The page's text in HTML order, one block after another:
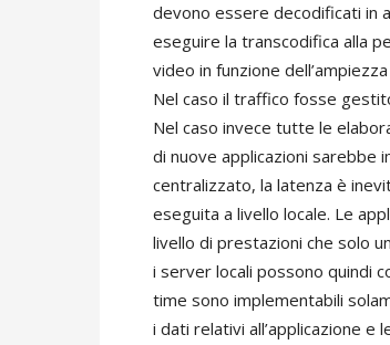
devono essere decodificati in
eseguire la transcodifica alla
video in funzione
Nel caso il traffico fosse
Nel caso invece tutte le
di nuove applicazioni sarebbe
centralizzato, la latenza è
eseguita a livello locale. Le
livello di prestazioni che solo
i server locali possono quindi
time sono implementabili
i dati relativi all’applicazione